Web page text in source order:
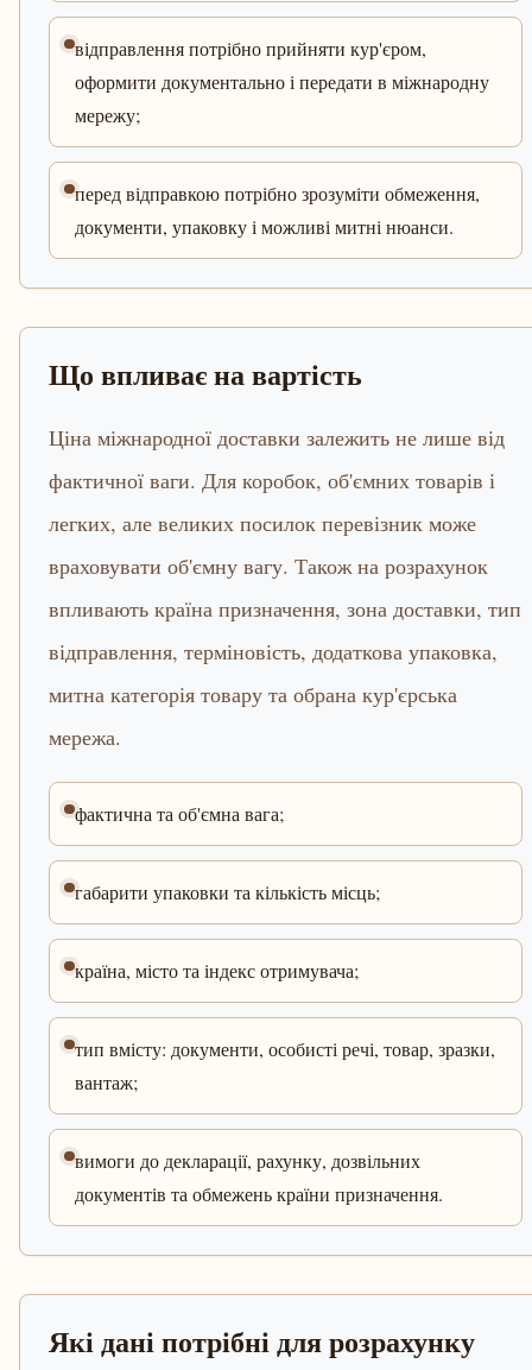
відправлення потрібно прийняти кур'єром,
оформити документально і передати в міжнародну
мережу;
перед відправкою потрібно зрозуміти обмеження,
документи, упаковку і можливі митні нюанси.
Що впливає на вартість
Ціна міжнародної доставки залежить не лише від
фактичної ваги. Для коробок, об'ємних товарів і
легких, але великих посилок перевізник може
враховувати об'ємну вагу. Також на розрахунок
впливають країна призначення, зона доставки, тип
відправлення, терміновість, додаткова упаковка,
митна категорія товару та обрана кур'єрська
мережа.
фактична та об'ємна вага;
габарити упаковки та кількість місць;
країна, місто та індекс отримувача;
тип вмісту: документи, особисті речі, товар, зразки,
вантаж;
вимоги до декларації, рахунку, дозвільних
документів та обмежень країни призначення.
Які дані потрібні для розрахунку